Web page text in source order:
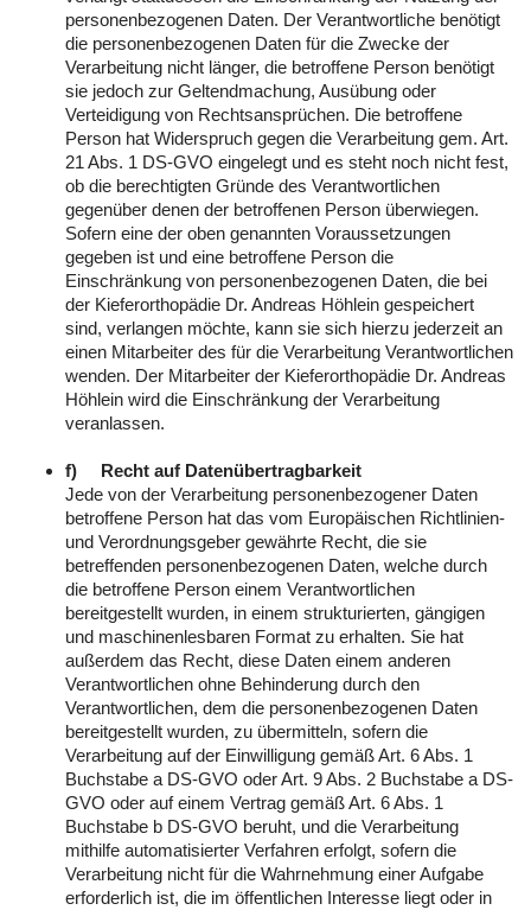
personenbezogenen Daten. Der Verantwortliche benötigt
die personenbezogenen Daten für die Zwecke der
Verarbeitung nicht länger, die betroffene Person benötigt
sie jedoch zur Geltendmachung, Ausübung oder
Verteidigung von Rechtsansprüchen. Die betroffene
Person hat Widerspruch gegen die Verarbeitung gem. Art.
21 Abs. 1 DS-GVO eingelegt und es steht noch nicht fest,
ob die berechtigten Gründe des Verantwortlichen
gegenüber denen der betroffenen Person überwiegen.
Sofern eine der oben genannten Voraussetzungen
gegeben ist und eine betroffene Person die
Einschränkung von personenbezogenen Daten, die bei
der Kieferorthopädie Dr. Andreas Höhlein gespeichert
sind, verlangen möchte, kann sie sich hierzu jederzeit an
einen Mitarbeiter des für die Verarbeitung Verantwortlichen
wenden. Der Mitarbeiter der Kieferorthopädie Dr. Andreas
Höhlein wird die Einschränkung der Verarbeitung
veranlassen.
f) Recht auf Datenübertragbarkeit
Jede von der Verarbeitung personenbezogener Daten
betroffene Person hat das vom Europäischen Richtlinien-
und Verordnungsgeber gewährte Recht, die sie
betreffenden personenbezogenen Daten, welche durch
die betroffene Person einem Verantwortlichen
bereitgestellt wurden, in einem strukturierten, gängigen
und maschinenlesbaren Format zu erhalten. Sie hat
außerdem das Recht, diese Daten einem anderen
Verantwortlichen ohne Behinderung durch den
Verantwortlichen, dem die personenbezogenen Daten
bereitgestellt wurden, zu übermitteln, sofern die
Verarbeitung auf der Einwilligung gemäß Art. 6 Abs. 1
Buchstabe a DS-GVO oder Art. 9 Abs. 2 Buchstabe a DS-
GVO oder auf einem Vertrag gemäß Art. 6 Abs. 1
Buchstabe b DS-GVO beruht, und die Verarbeitung
mithilfe automatisierter Verfahren erfolgt, sofern die
Verarbeitung nicht für die Wahrnehmung einer Aufgabe
erforderlich ist, die im öffentlichen Interesse liegt oder in